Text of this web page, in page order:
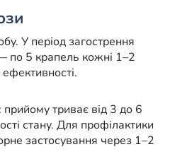
У період загострення
по 5 крапель кожні 1–2
прийому триває від 3 до 6
стану. Для профілактики
застосування через 1–2